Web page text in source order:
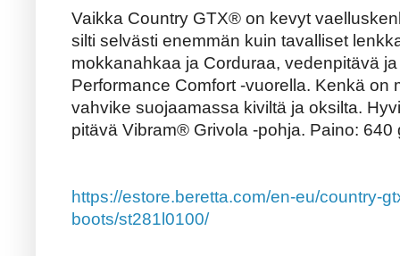
Vaikka Country GTX® on kevyt
silti selvästi enemmän kuin tavalliset
mokkanahkaa ja Corduraa, vedenpitävä
Performance Comfort -vuorella. Kenkä on
vahvike suojaamassa kiviltä ja oksilta.
pitävä Vibram® Grivola -pohja. Paino: 640
https://estore.beretta.com/en-eu/country-
boots/st281l0100/